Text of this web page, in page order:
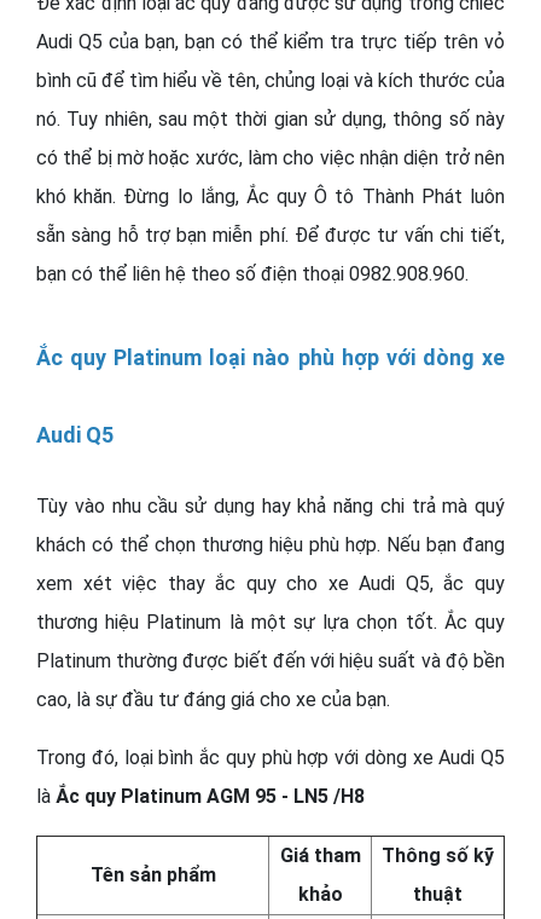
Audi Q5 của bạn, bạn có thể kiểm tra trực tiếp trên vỏ
bình cũ để tìm hiểu về tên, chủng loại và kích thước của
nó. Tuy nhiên, sau một thời gian sử dụng, thông số này
có thể bị mờ hoặc xước, làm cho việc nhận diện trở nên
khó khăn. Đừng lo lắng, Ắc quy Ô tô Thành Phát luôn
sẵn sàng hỗ trợ bạn miễn phí. Để được tư vấn chi tiết,
bạn có thể liên hệ theo số điện thoại 0982.908.960.
Ắc quy Platinum loại nào phù hợp với dòng xe
Audi Q5
Tùy vào nhu cầu sử dụng hay khả năng chi trả mà quý
khách có thể chọn thương hiệu phù hợp. Nếu bạn đang
xem xét việc thay ắc quy cho xe Audi Q5, ắc quy
thương hiệu Platinum là một sự lựa chọn tốt. Ắc quy
Platinum thường được biết đến với hiệu suất và độ bền
cao, là sự đầu tư đáng giá cho xe của bạn.
Trong đó, loại bình ắc quy phù hợp với dòng xe Audi Q5
là Ắc quy Platinum AGM 95 - LN5 /H8
Tên sản phẩm
Giá tham
khảo
Thông số kỹ
thuật